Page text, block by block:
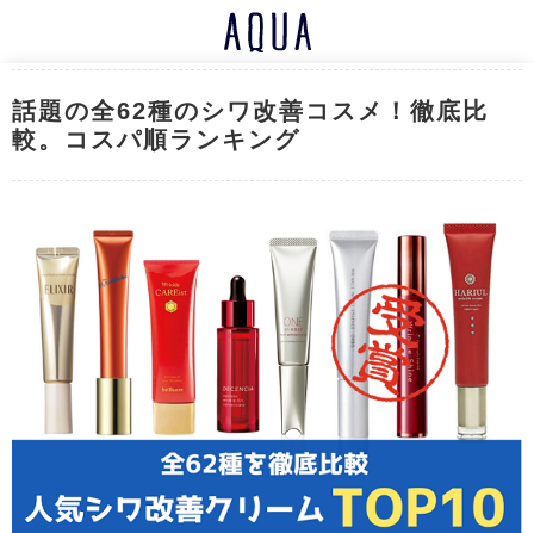
話題の全62種のシワ改善コスメ！徹底比
較。コスパ順ランキング